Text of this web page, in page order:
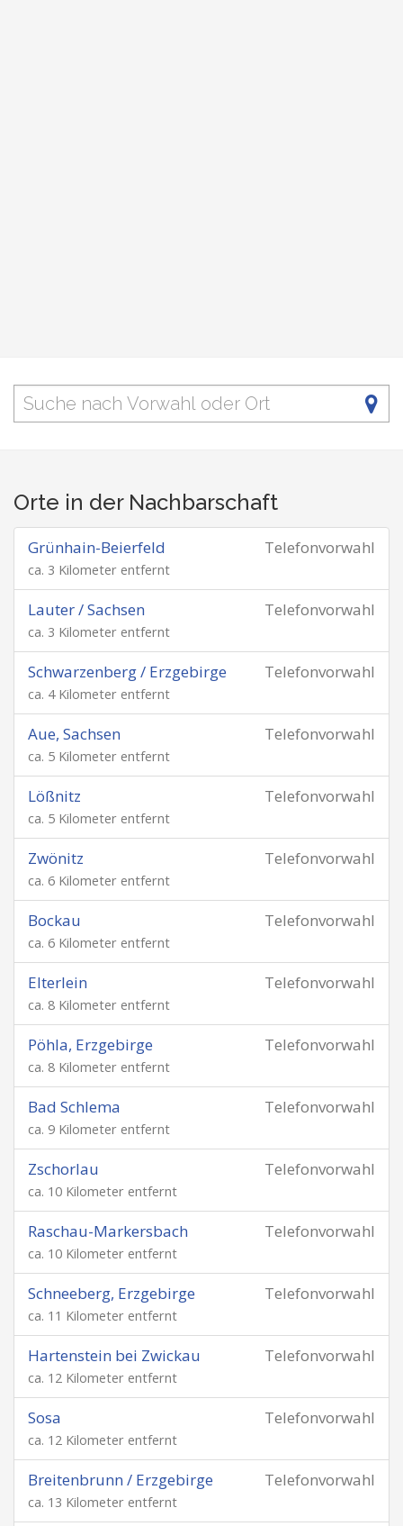
Orte in der Nachbarschaft
Telefonvorwahl
Grünhain-Beierfeld
ca. 3 Kilometer entfernt
Telefonvorwahl
Lauter / Sachsen
ca. 3 Kilometer entfernt
Telefonvorwahl
Schwarzenberg / Erzgebirge
ca. 4 Kilometer entfernt
Telefonvorwahl
Aue, Sachsen
ca. 5 Kilometer entfernt
Telefonvorwahl
Lößnitz
ca. 5 Kilometer entfernt
Telefonvorwahl
Zwönitz
ca. 6 Kilometer entfernt
Telefonvorwahl
Bockau
ca. 6 Kilometer entfernt
Telefonvorwahl
Elterlein
ca. 8 Kilometer entfernt
Telefonvorwahl
Pöhla, Erzgebirge
ca. 8 Kilometer entfernt
Telefonvorwahl
Bad Schlema
ca. 9 Kilometer entfernt
Telefonvorwahl
Zschorlau
ca. 10 Kilometer entfernt
Telefonvorwahl
Raschau-Markersbach
ca. 10 Kilometer entfernt
Telefonvorwahl
Schneeberg, Erzgebirge
ca. 11 Kilometer entfernt
Telefonvorwahl
Hartenstein bei Zwickau
ca. 12 Kilometer entfernt
Telefonvorwahl
Sosa
ca. 12 Kilometer entfernt
Telefonvorwahl
Breitenbrunn / Erzgebirge
ca. 13 Kilometer entfernt